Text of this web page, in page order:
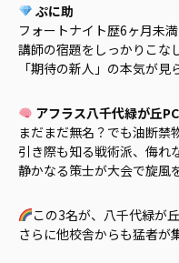
ぷに助
フォートナイト歴6ヶ月未
講師の宿題をしっかりこなし
「期待の新人」の本気が見
アフラス八千代緑が丘PC
まだまだ無名？でも油断禁
引き際も知る戦術派、侮れ
静かなる策士が大会で旋風
この3名が、八千代緑が
さらに他校舎からも猛者